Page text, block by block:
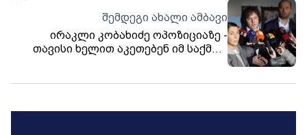
კანდიდატთა რეგისტრაციის გაუქმებას
კანონმდებლობა არ ითვალისწინებს -
პარტიებმა მანიპულაციის გზა აირჩიეს
შემდეგი ახალი ამბავი
ირაკლი კობახიძე ოპოზიციაზე -
თავისი ხელით აკეთებენ იმ საქმეს,